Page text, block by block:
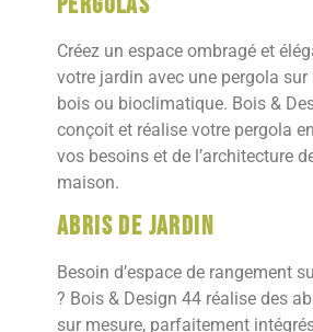
Créez un espace ombragé et
votre jardin avec une pergola sur
bois ou bioclimatique. Bois &
conçoit et réalise votre pergola
vos besoins et de l’architecture
maison.
Abris de jardin
Besoin d’espace de rangement
? Bois & Design 44 réalise des
sur mesure, parfaitement